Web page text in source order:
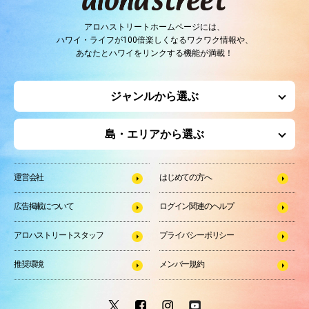
アロハストリートホームページには、
ハワイ・ライフが100倍楽しくなるワクワク情報や、
あなたとハワイをリンクする機能が満載！
ジャンルから選ぶ
島・エリアから選ぶ
運営会社 はじめての方へ
広告掲載について ログイン関連のヘルプ
アロハストリートスタッフ プライバシーポリシー
推奨環境 メンバー規約